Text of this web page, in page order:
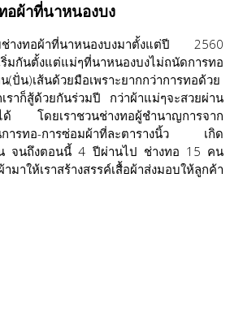
อผ้าที่นาหนองบง
ช่างทอผ้าที่นาหนองบงมาตั้งแต่ปี 2560
ริ่มกันตั้งแต่แม่ๆที่นาหนองบงไม่ถนัดการทอ
(ปั่น)เส้นด้วยมือเพราะยากกว่าการทอด้วย
ราก็สู้ด้วยกันร่วมปี กว่าผ้าแม่ๆจะสวยผ่าน
ด้ โดยเราชวนช่างทอผู้ชำนาญการจาก
การทอ-การซ่อมผ้าที่ละตารางนิ้ว เกิด
น จนถึงตอนนี้ 4 ปีผ่านไป ช่างทอ 15 คน
ห้เราสร้างสรรค์เสื้อผ้าส่งมอบให้ลูกค้า